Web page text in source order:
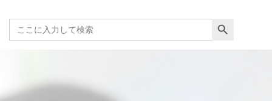
Search
for:
Search Button